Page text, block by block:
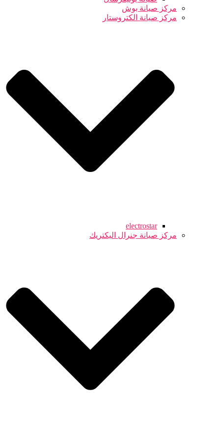
مركز صيانة بوش
مركز صيانة الكتروستار
electrostar
مركز صيانة جنرال اليكتريك